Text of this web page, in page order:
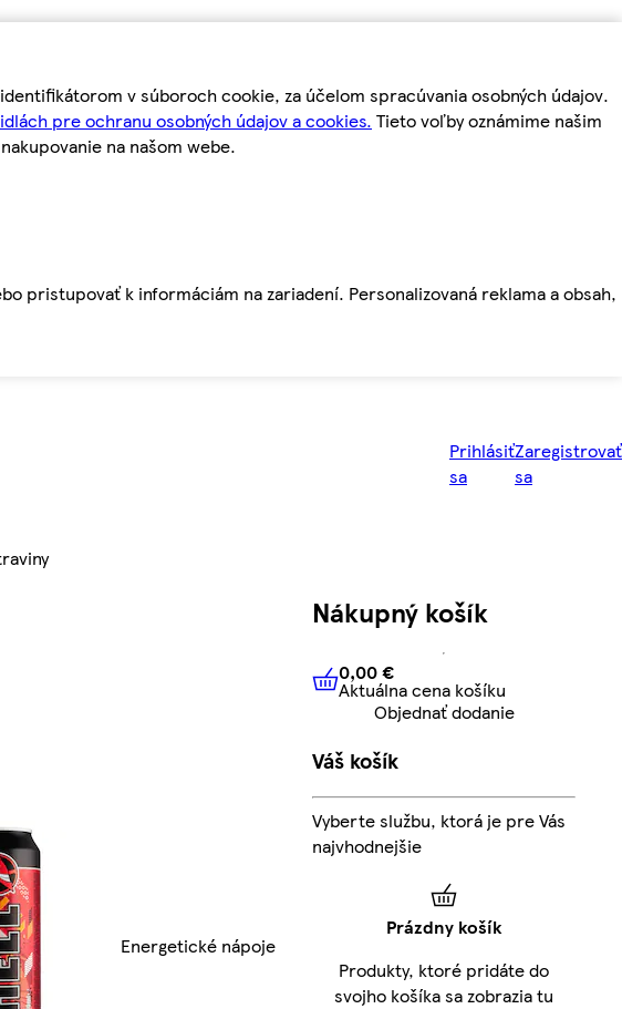
v súboroch cookie, za účelom spracúvania osobných údajov.
pre ochranu osobných údajov a cookies. Tieto voľby oznámime našim
na našom webe.
pristupovať k informáciám na zariadení. Personalizovaná reklama a obsah,
Prihlásiť
sa
Zaregistrovať
sa
Energetické nápoje
Nákupný košík
0,00 € Aktuálna cena košíku
0,00 €
Aktuálna cena košíku
Objednať dodanie
Váš košík
Vyberte službu, ktorá je pre Vás
najvhodnejšie
Prázdny košík
Produkty, ktoré pridáte do
svojho košíka sa zobrazia tu